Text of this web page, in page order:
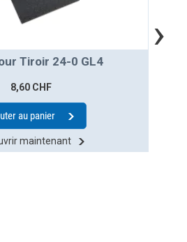
Tiroir 24-0 GL4
8,60 CHF
au panier
maintenant
›